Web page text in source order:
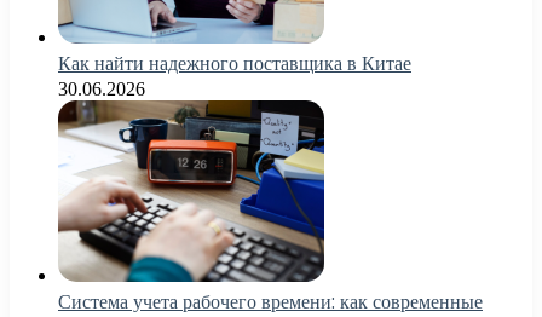
Как найти надежного поставщика в Китае
30.06.2026
Система учета рабочего времени: как современные